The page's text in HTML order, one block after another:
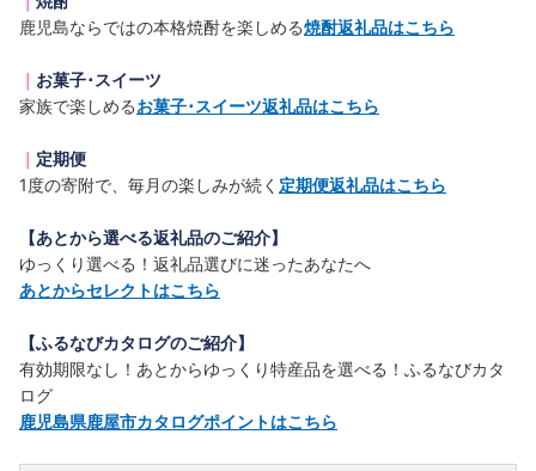
鹿児島ならではの本格焼酎を楽しめる焼酎返礼品はこちら
｜ お菓子･スイーツ
家族で楽しめるお菓子･スイーツ返礼品はこちら
｜ 定期便
1度の寄附で、毎月の楽しみが続く 定期便返礼品はこちら
【あとから選べる返礼品のご紹介】
ゆっくり選べる！返礼品選びに迷ったあなたへ
あとからセレクトはこちら
【ふるなびカタログのご紹介】
有効期限なし！あとからゆっくり特産品を選べる！ふるなびカタ
ログ
鹿児島県鹿屋市カタログポイントはこちら